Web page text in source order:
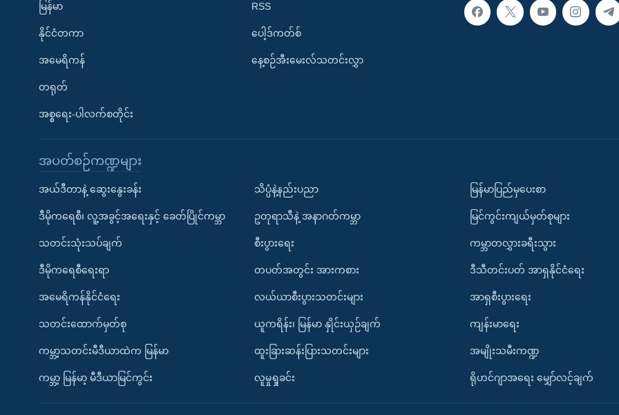
မြန်မာ
နိုင်ငံတကာ
အမေရိကန်
တရုတ်
အစ္စရေး-ပါလက်စတိုင်း
RSS
ပေါ့ဒ်ကတ်စ်
နေ့စဉ်အီးမေးလ်သတင်းလွှာ
အပတ်စဉ်ကဏ္ဍများ
အယ်ဒီတာနဲ့ ဆွေးနွေးခန်း
ဒီမိုကရေစီ၊ လူ့အခွင့်အရေးနှင့် ခေတ်ပြိုင်ကမ္ဘာ
သတင်းသုံးသပ်ချက်
ဒီမိုကရေစီရေးရာ
အမေရိကန်နိုင်ငံရေး
သတင်းထောက်မှတ်စု
ကမ္ဘာ့သတင်းမီဒီယာထဲက မြန်မာ
ကမ္ဘာ့ မြန်မာ့ မီဒီယာမြင်ကွင်း
သိပ္ပံနဲ့နည်းပညာ
ဥတုရာသီနဲ့ အနာဂတ်ကမ္ဘာ
စီးပွားရေး
တပတ်အတွင်း အားကစား
လယ်ယာစီးပွားသတင်းများ
ယူကရိန်း၊ မြန်မာ နှိုင်းယှဉ်ချက်
ထူးခြားဆန်းပြားသတင်းများ
လူမှုရှုခင်း
မြန်မာပြည်မှပေးစာ
မြင်ကွင်းကျယ်မှတ်စုများ
ကမ္ဘာတလွှားခရီးသွား
ဒီသီတင်းပတ် အာရှနိုင်ငံရေး
အာရှစီးပွားရေး
ကျန်းမာရေး
အမျိုးသမီးကဏ္ဍ
ရိုဟင်ဂျာအရေး မျှော်လင့်ချက်